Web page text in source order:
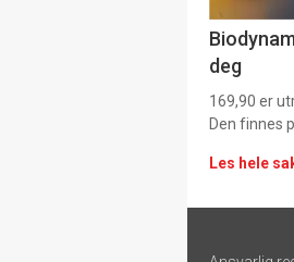
deg
169,90 er
Den finnes
Les hele